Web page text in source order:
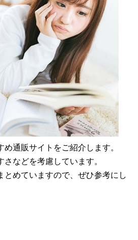
通販サイトをご紹介します。
などを考慮しています。
とめていますので、ぜひ参考にし